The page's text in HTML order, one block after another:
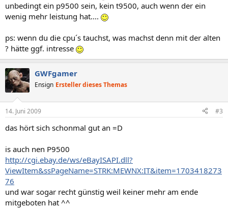
unbedingt ein p9500 sein, kein t9500, auch wenn der ein
wenig mehr leistung hat....
ps: wenn du die cpu´s tauchst, was machst denn mit der alten
? hätte ggf. intresse
GWFgamer
Ensign Ersteller dieses Themas
14. Juni 2009 #3
das hört sich schonmal gut an =D
is auch nen P9500
http://cgi.ebay.de/ws/eBayISAPI.dll?
ViewItem&ssPageName=STRK:MEWNX:IT&item=1703418273
76
und war sogar recht günstig weil keiner mehr am ende
mitgeboten hat ^^